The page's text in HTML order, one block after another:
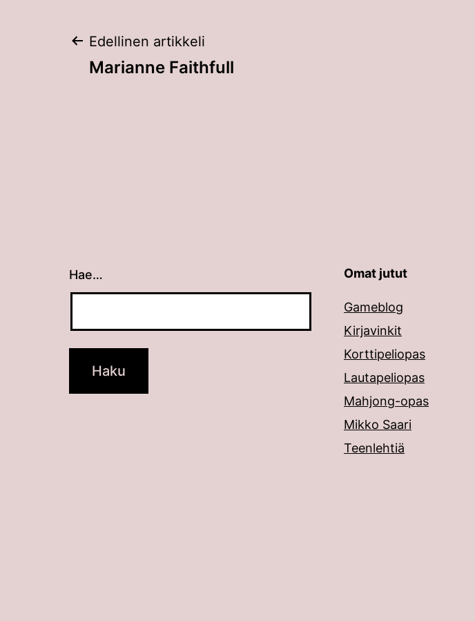
Artikkelien
Edellinen artikkeli
Marianne Faithfull
Hae…
Kun tuloksia tulee, voit selata niitä nuolinäppäimillä ylös ja alas ja
Omat jutut
Gameblog
Kirjavinkit
Korttipeliopas
Lautapeliopas
Mahjong-opas
Mikko Saari
Teenlehtiä